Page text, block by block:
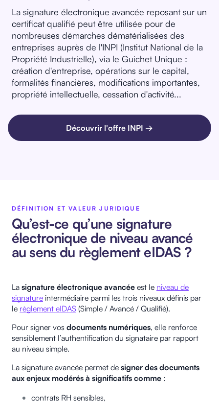
La signature électronique avancée reposant sur un
certificat qualifié peut être utilisée pour de
nombreuses démarches dématérialisées des
entreprises auprès de l'INPI (Institut National de la
Propriété Industrielle), via le Guichet Unique :
création d'entreprise, opérations sur le capital,
formalités financières, modifications importantes,
propriété intellectuelle, cessation d'activité...
Découvrir l'offre INPI →
DÉFINITION ET VALEUR JURIDIQUE
Qu’est-ce qu’une signature
électronique de niveau avancé
au sens du règlement eIDAS ?
La signature électronique avancée est le niveau de
signature intermédiaire parmi les trois niveaux définis par
le règlement eIDAS (Simple / Avancé / Qualifié).
Pour signer vos documents numériques, elle renforce
sensiblement l’authentification du signataire par rapport
au niveau simple.
La signature avancée permet de signer des documents
aux enjeux modérés à significatifs comme :
contrats RH sensibles,